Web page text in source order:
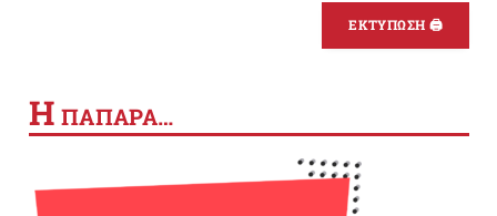
ΕΚΤΥΠΩΣΗ 🖨
Η ΠΑΠΑΡΑ…